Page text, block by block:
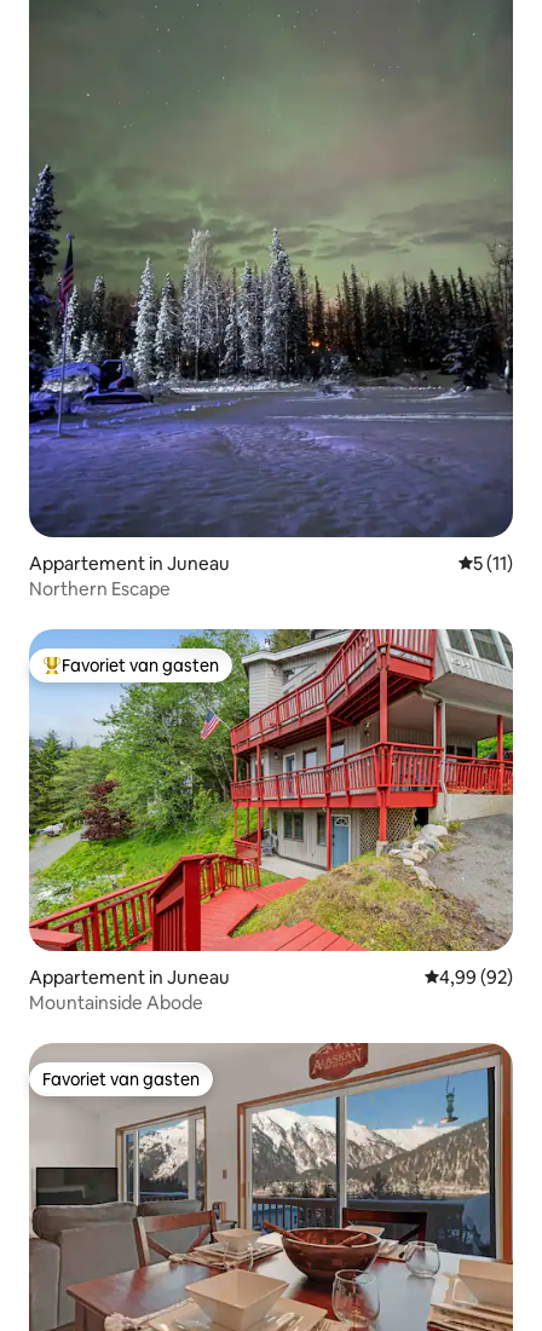
Appartement in Juneau
5 (11)
Northern Escape
Topfavoriet van gasten
Favoriet van gasten
Appartement in Juneau Gemiddelde
4,99 (92)
Mountainside Abode
Favoriet van gasten
Favoriet van gasten